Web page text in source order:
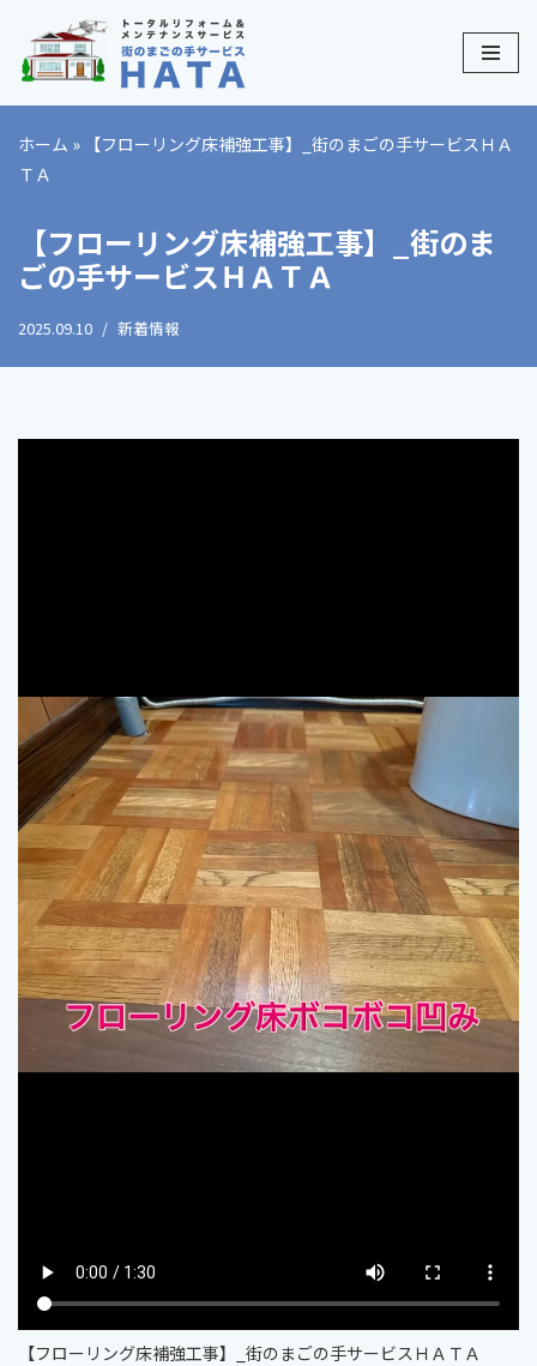
コ
ン
ツ
キ
プ
ホーム » 【フローリング床補強工事】_街のまごの手サービスＨＡ
ＴＡ
【フローリング床補強工事】_街のま
ごの手サービスＨＡＴＡ
2025.09.10 新着情報
【フローリング床補強工事】_街のまごの手サービスＨＡＴＡ